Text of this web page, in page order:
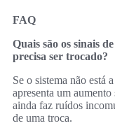
FAQ
Quais são os sinais
precisa ser trocado?
Se o sistema não está
apresenta um
ainda faz ruídos
de uma troca.